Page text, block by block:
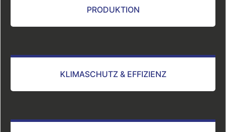
PRODUKTION
KLIMASCHUTZ & EFFIZIENZ